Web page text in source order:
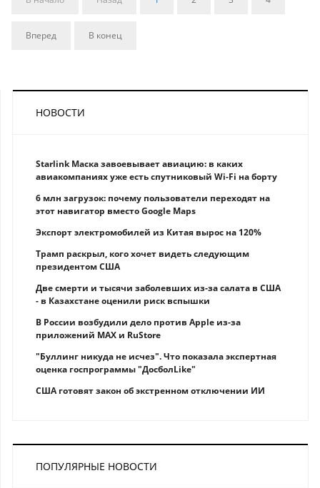
Вперед В конец
НОВОСТИ
Starlink Маска завоевывает авиацию: в каких
авиакомпаниях уже есть спутниковый Wi-Fi на борту
6 млн загрузок: почему пользователи переходят на
этот навигатор вместо Google Maps
Экспорт электромобилей из Китая вырос на 120%
Трамп раскрыл, кого хочет видеть следующим
президентом США
Две смерти и тысячи заболевших из-за салата в США
- в Казахстане оценили риск вспышки
В России возбудили дело против Apple из-за
приложений MAX и RuStore
"Буллинг никуда не исчез". Что показала экспертная
оценка госпрограммы "ДосболLike"
США готовят закон об экстренном отключении ИИ
ПОПУЛЯРНЫЕ НОВОСТИ